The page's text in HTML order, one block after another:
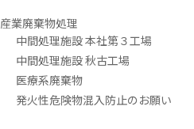
産業廃棄物処理
中間処理施設 本社第３工場
中間処理施設 秋古工場
医療系廃棄物
発火性危険物混入防止のお願い